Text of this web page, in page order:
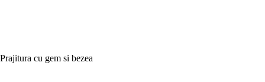
Prajitura cu gem si bezea